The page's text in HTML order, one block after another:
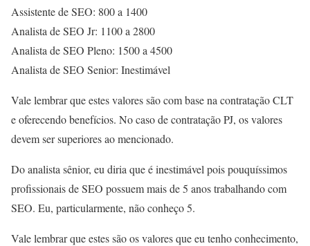
Assistente de SEO: 800 a 1400
Analista de SEO Jr: 1100 a 2800
Analista de SEO Pleno: 1500 a 4500
Analista de SEO Senior: Inestimável
Vale lembrar que estes valores são com base na contratação CLT
e oferecendo benefícios. No caso de contratação PJ, os valores
devem ser superiores ao mencionado.
Do analista sênior, eu diria que é inestimável pois pouquíssimos
profissionais de SEO possuem mais de 5 anos trabalhando com
SEO. Eu, particularmente, não conheço 5.
Vale lembrar que estes são os valores que eu tenho conhecimento,